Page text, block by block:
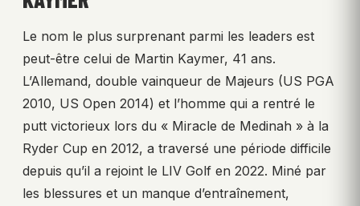
Le nom le plus surprenant parmi les leaders est
peut-être celui de Martin Kaymer, 41 ans.
L’Allemand, double vainqueur de Majeurs (US PGA
2010, US Open 2014) et l’homme qui a rentré le
putt victorieux lors du « Miracle de Medinah » à la
Ryder Cup en 2012, a traversé une période difficile
depuis qu’il a rejoint le LIV Golf en 2022. Miné par
les blessures et un manque d’entraînement,